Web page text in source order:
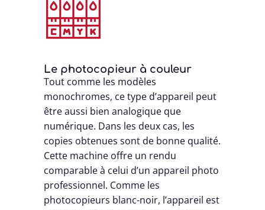
Le photocopieur à couleur
Tout comme les modèles
monochromes, ce type d’appareil peut
être aussi bien analogique que
numérique. Dans les deux cas, les
copies obtenues sont de bonne qualité.
Cette machine offre un rendu
comparable à celui d’un appareil photo
professionnel. Comme les
photocopieurs blanc-noir, l’appareil est